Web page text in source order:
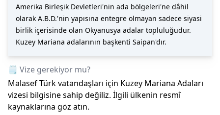
Amerika Birleşik Devletleri'nin ada bölgeleri'ne dâhil
olarak A.B.D.'nin yapısına entegre olmayan sadece siyasi
birlik içerisinde olan Okyanusya adalar topluluğudur.
Kuzey Mariana adalarının başkenti Saipan'dır.
🗒️ Vize gerekiyor mu?
Malasef Türk vatandaşları için Kuzey Mariana Adaları
vizesi bilgisine sahip değiliz. İlgili ülkenin resmî
kaynaklarına göz atın.